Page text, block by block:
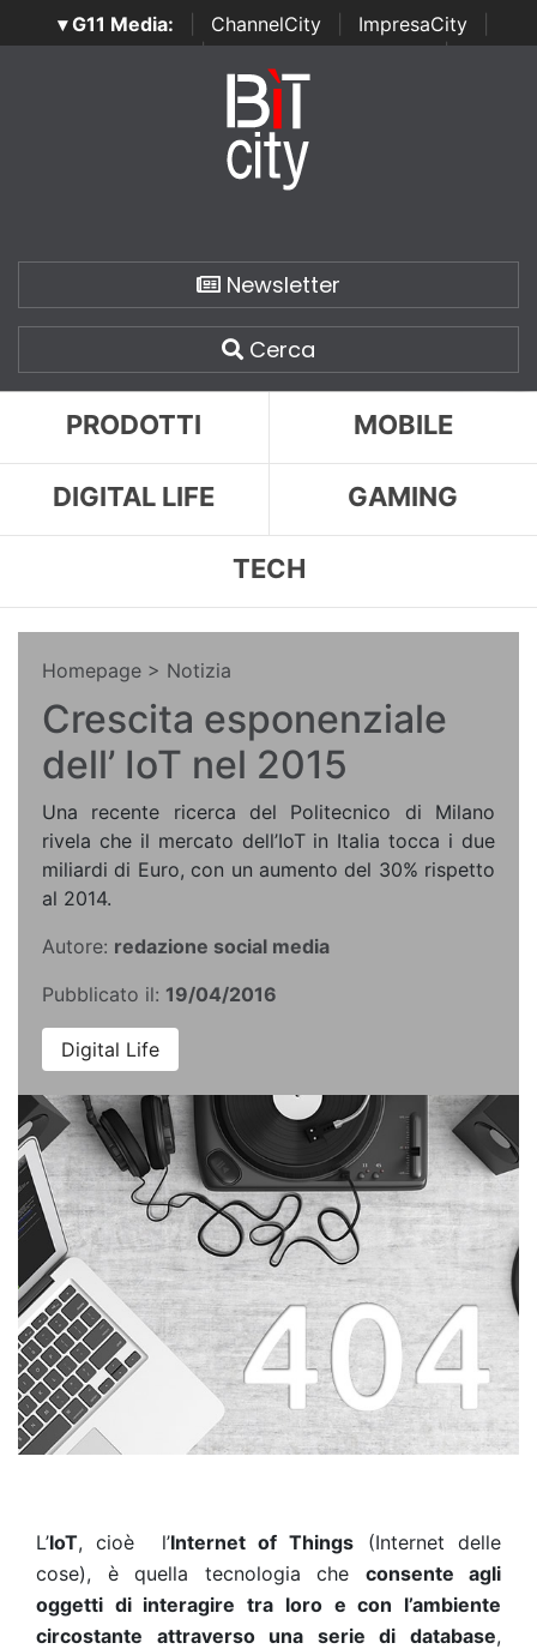
▾ G11 Media: ChannelCity ImpresaCity
SecurityOpenLab | Italian Channel Awards | Italian
Italian Security Awards
Newsletter
Cerca
PRODOTTI MOBILE
DIGITAL LIFE GAMING
TECH
Homepage > Notizia
Crescita esponenziale
dell’ IoT nel 2015
Una recente ricerca del Politecnico di Milano
rivela che il mercato dell’IoT in Italia tocca i due
miliardi di Euro, con un aumento del 30% rispetto
al 2014.
Autore: redazione social media
Pubblicato il: 19/04/2016
Digital Life
L’IoT, cioè l’Internet of Things (Internet delle
cose), è quella tecnologia che consente agli
oggetti di interagire tra loro e con l’ambiente
circostante attraverso una serie di database,